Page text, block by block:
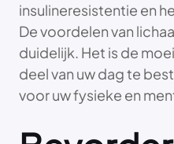
insulineresistentie en
De voordelen van
duidelijk. Het is de
deel van uw dag te
voor uw fysieke en